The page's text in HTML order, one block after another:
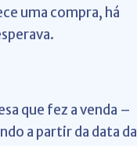
uma compra, há
que fez a venda –
a partir da data da